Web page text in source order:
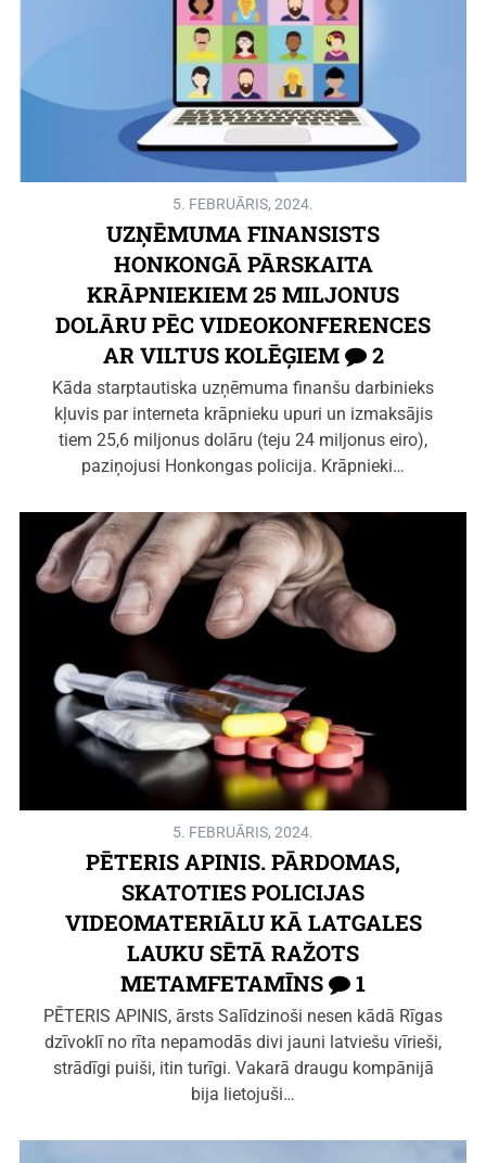
5. FEBRUĀRIS, 2024.
UZŅĒMUMA FINANSISTS
HONKONGĀ PĀRSKAITA
KRĀPNIEKIEM 25 MILJONUS
DOLĀRU PĒC VIDEOKONFERENCES
AR VILTUS KOLĒĢIEM
2
Kāda starptautiska uzņēmuma finanšu darbinieks
kļuvis par interneta krāpnieku upuri un izmaksājis
tiem 25,6 miljonus dolāru (teju 24 miljonus eiro),
paziņojusi Honkongas policija. Krāpnieki…
5. FEBRUĀRIS, 2024.
PĒTERIS APINIS. PĀRDOMAS,
SKATOTIES POLICIJAS
VIDEOMATERIĀLU KĀ LATGALES
LAUKU SĒTĀ RAŽOTS
METAMFETAMĪNS
1
PĒTERIS APINIS, ārsts Salīdzinoši nesen kādā Rīgas
dzīvoklī no rīta nepamodās divi jauni latviešu vīrieši,
strādīgi puiši, itin turīgi. Vakarā draugu kompānijā
bija lietojuši…